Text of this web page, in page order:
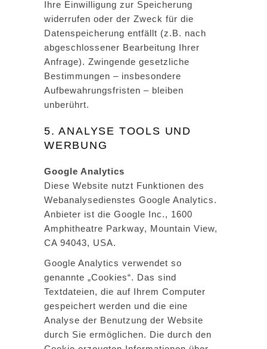
Ihre Einwilligung zur Speicherung
widerrufen oder der Zweck für die
Datenspeicherung entfällt (z.B. nach
abgeschlossener Bearbeitung Ihrer
Anfrage). Zwingende gesetzliche
Bestimmungen – insbesondere
Aufbewahrungsfristen – bleiben
unberührt.
5. ANALYSE TOOLS UND
WERBUNG
Google Analytics
Diese Website nutzt Funktionen des
Webanalysedienstes Google Analytics.
Anbieter ist die Google Inc., 1600
Amphitheatre Parkway, Mountain View,
CA 94043, USA.
Google Analytics verwendet so
genannte „Cookies“. Das sind
Textdateien, die auf Ihrem Computer
gespeichert werden und die eine
Analyse der Benutzung der Website
durch Sie ermöglichen. Die durch den